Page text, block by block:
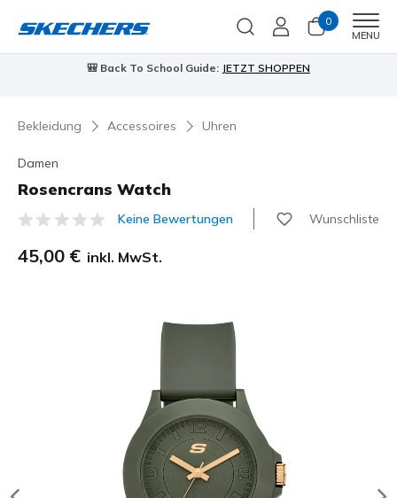
0
MENU
🎒 Back To School Guide: JETZT SHOPPEN
Bekleidung Accessoires Uhren
Damen
Rosencrans Watch
3,1 von 5 Kundenbewertungen
Keine Bewertungen Wunschliste
45,00 € inkl. MwSt.